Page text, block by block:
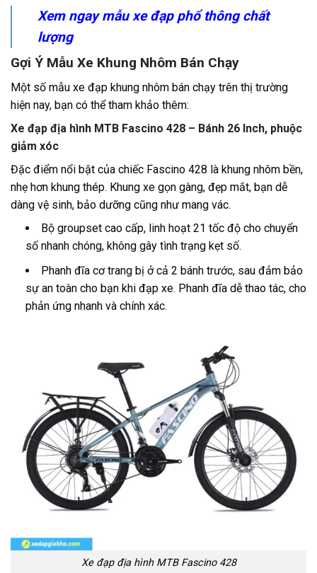
Xem ngay mẫuxe đạp phổ thôngchất
lượng
Gợi Ý Mẫu Xe Khung Nhôm Bán Chạy
Một số mẫu xe đạp khung nhôm bán chạy trên thị trường
hiện nay, bạn có thể tham khảo thêm:
Xe đạp địa hình MTB Fascino 428 – Bánh 26 Inch, phuộc
giảm xóc
Đặc điểm nổi bật của chiếc Fascino 428 là khung nhôm bền,
nhẹ hơn khung thép. Khung xe gọn gàng, đẹp mắt, bạn dễ
dàng vệ sinh, bảo dưỡng cũng như mang vác.
Bộ groupset cao cấp, linh hoạt 21 tốc độ cho chuyển
số nhanh chóng, không gây tình trạng kẹt số.
Phanh đĩa cơ trang bị ở cả 2 bánh trước, sau đảm bảo
sự an toàn cho bạn khi đạp xe. Phanh đĩa dễ thao tác, cho
phản ứng nhanh và chính xác.
Xe đạp địa hình MTB Fascino 428